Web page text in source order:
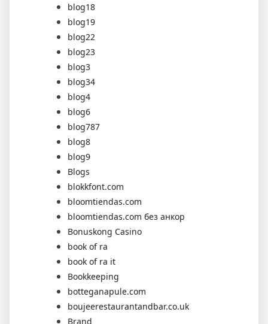
blog18
blog19
blog22
blog23
blog3
blog34
blog4
blog6
blog787
blog8
blog9
Blogs
blokkfont.com
bloomtiendas.com
bloomtiendas.com без анкор
Bonuskong Casino
book of ra
book of ra it
Bookkeeping
botteganapule.com
boujeerestaurantandbar.co.uk
Brand